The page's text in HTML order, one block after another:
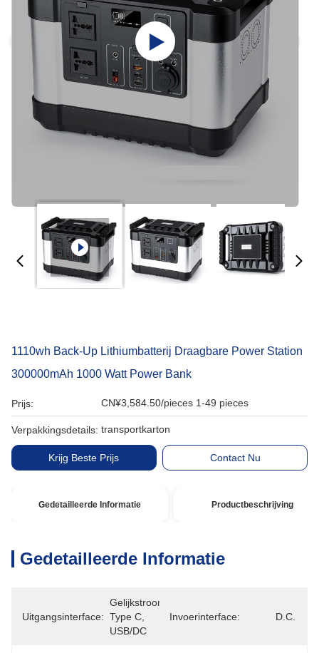
1110wh Back-Up Lithiumbatterij Draagbare Power Station
300000mAh 1000 Watt Power Bank
Prijs: CN¥3,584.50/pieces 1-49 pieces
Verpakkingsdetails: transportkarton
Krijg Beste Prijs Contact Nu
Gedetailleerde Informatie Productbeschrijving
Gedetailleerde Informatie
Uitgangsinterface:
Gelijkstroom,
Type C,
USB/DC
Invoerinterface: D.C.